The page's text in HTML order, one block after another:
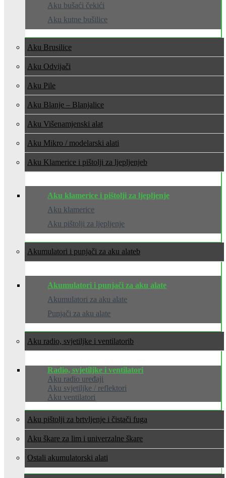
Aku bušaći čekići
Aku kutne bušilice
Aku Brusilice
Aku Odvijači
Aku Pile
Aku Blanje – Blanjalice
Aku Višenamjenski alat
Aku Mikro / modelarski alati
Aku Klamerice i pištolji za ljepljenje
Aku klamerice i pištolji za ljepljenje
Aku klamerice
Aku pištolji za ljepljenje
Akumulatori i punjači za aku alate
Akumulatori i punjači za aku alate
Akumulatori za aku alate
Punjači za aku alate
Aku radio, svjetiljke i ventilatori
Radio, svjetiljke i ventilatori
Aku radio uređaji
Aku svjetiljke / reflektori
Aku ventilatori
Aku pištolji za brtvljenje i čistači fuga
Aku škare za lim i univerzalne škare
Ostali akumulatorski alati